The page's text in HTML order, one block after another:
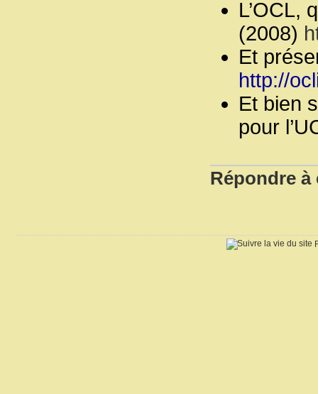
L’OCL,
(2008)
Et
http://
Et bien
pour
Répondre à